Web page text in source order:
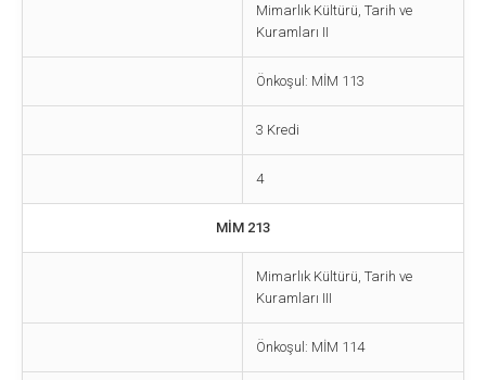
Mimarlık Kültürü, Tarih ve
Kuramları II
Önkoşul: MİM 113
3 Kredi
4
MİM 213
Mimarlık Kültürü, Tarih ve
Kuramları III
Önkoşul: MİM 114